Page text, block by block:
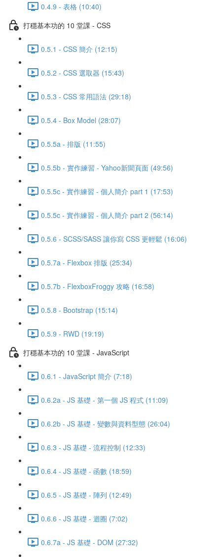
0.4.9 - 表格 (10:40)
打穩基本功的 10 堂課 - CSS
0.5.1 - CSS 簡介 (12:15)
0.5.2 - CSS 選取器 (15:43)
0.5.3 - CSS 常用語法 (29:18)
0.5.4 - Box Model (28:07)
0.5.5a - 排版 (11:55)
0.5.5b - 實作練習 - Yahoo新聞頁面 (49:56)
0.5.5c - 實作練習 - 個人簡介 part 1 (17:53)
0.5.5c - 實作練習 - 個人簡介 part 2 (56:14)
0.5.6 - SCSS/SASS 讓你寫 CSS 更輕鬆 (16:06)
0.5.7a - Flexbox 排版 (25:34)
0.5.7b - FlexboxFroggy 攻略 (16:58)
0.5.8 - Bootstrap (15:14)
0.5.9 - RWD (19:19)
打穩基本功的 10 堂課 - JavaScript
0.6.1 - JavaScript 簡介 (7:18)
0.6.2a - JS 基礎 - 第一個 JS 程式 (11:09)
0.6.2b - JS 基礎 - 變數與資料型態 (26:04)
0.6.3 - JS 基礎 - 流程控制 (12:33)
0.6.4 - JS 基礎 - 函數 (18:59)
0.6.5 - JS 基礎 - 陣列 (12:49)
0.6.6 - JS 基礎 - 迴圈 (7:02)
0.6.7a - JS 基礎 - DOM (27:32)